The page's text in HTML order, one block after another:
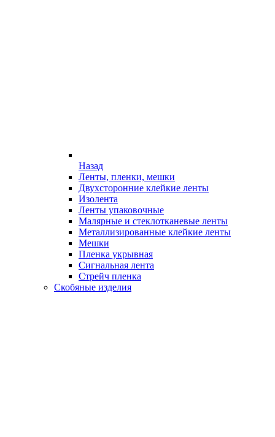
Назад
Ленты, пленки, мешки
Двухсторонние клейкие ленты
Изолента
Ленты упаковочные
Малярные и стеклотканевые ленты
Металлизированные клейкие ленты
Мешки
Пленка укрывная
Сигнальная лента
Стрейч пленка
Скобяные изделия